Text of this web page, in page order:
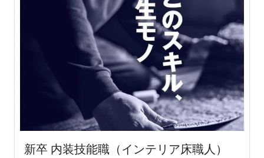
新卒 内装技能職（インテリア床職人）